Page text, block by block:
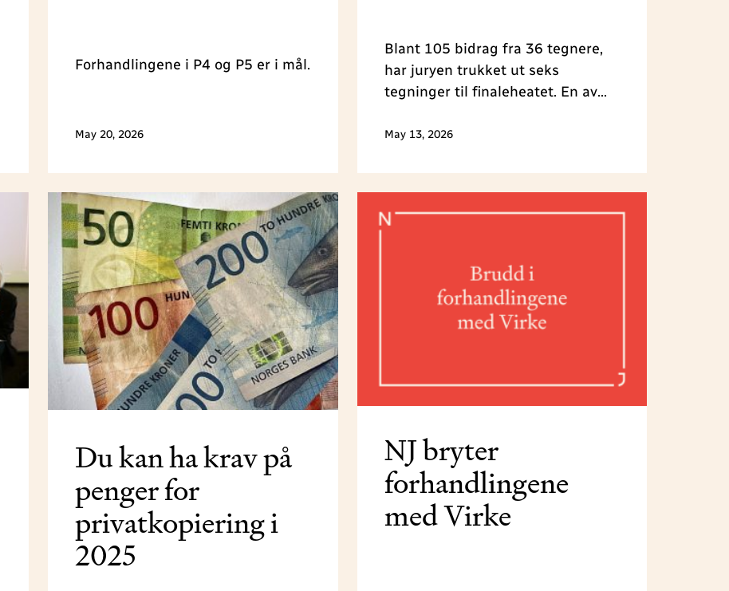
Forhandlingene i P4 og P5 er i mål.
May 20, 2026
Blant 105 bidrag fra 36 tegnere,
har juryen trukket ut seks
tegninger til finaleheatet. En av
under Medielederkonferansen 4.
May 13, 2026
Du kan ha krav på
penger for
privatkopiering i
2025
NJ bryter
forhandlingene
med Virke